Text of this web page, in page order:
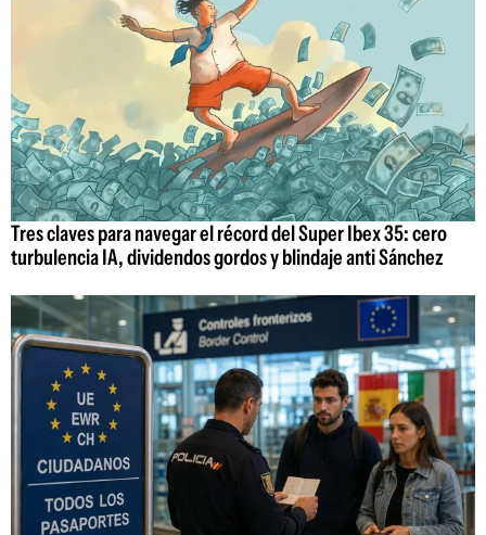
Tres claves para navegar el récord del Super Ibex 35: cero
turbulencia IA, dividendos gordos y blindaje anti Sánchez